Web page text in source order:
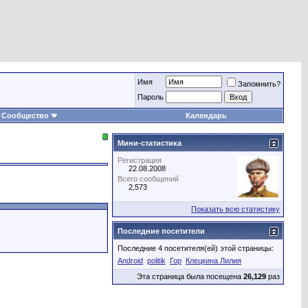
Имя
Запомнить?
Пароль
Сообщество Календарь
Мини-статистика
Регистрация
22.08.2008
Всего сообщений
2,573
Показать всю статистику
Последние посетители
Последние 4 посетителя(ей) этой страницы:
Android politik Гор Клецкина Лилия
Эта страница была посещена 26,129 раз